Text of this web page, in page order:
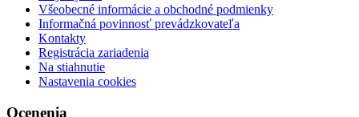
Všeobecné informácie a obchodné podmienky
Informačná povinnosť prevádzkovateľa
Kontakty
Registrácia zariadenia
Na stiahnutie
Nastavenia cookies
Ocenenia